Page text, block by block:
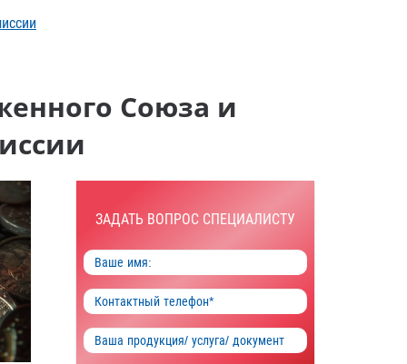
Союза и
ЗАДАТЬ ВОПРОС СПЕЦИАЛИСТУ